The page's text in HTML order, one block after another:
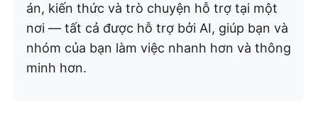
án, kiến thức và trò chuyện hỗ trợ tại một
nơi — tất cả được hỗ trợ bởi AI, giúp bạn và
nhóm của bạn làm việc nhanh hơn và thông
minh hơn.